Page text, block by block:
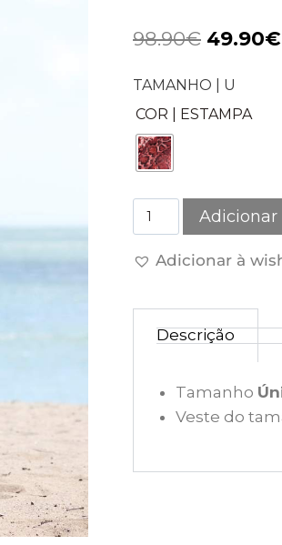
98.90€ 49.90€
TAMANHO | U
COR | ESTAMPA
Adicionar
Adicionar à
Descrição
Tamanho
Veste do